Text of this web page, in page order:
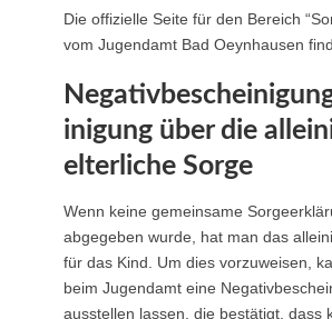
Die offizielle Seite für den Bereich
vom Jugendamt Bad Oeynhausen
inigung über die
elterliche Sorge
Wenn keine gemeinsame
abgegeben wurde, hat man das
für das Kind. Um dies vorzuweisen,
beim Jugendamt eine
ausstellen lassen, die bestätigt, dass